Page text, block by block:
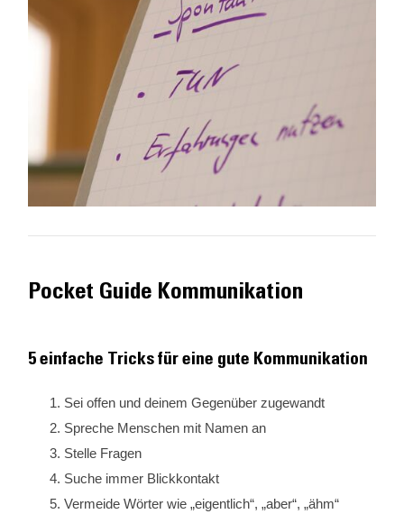
Pocket Guide Kommunikation
5 einfache Tricks für eine gute Kommunikation
Sei offen und deinem Gegenüber zugewandt
Spreche Menschen mit Namen an
Stelle Fragen
Suche immer Blickkontakt
Vermeide Wörter wie „eigentlich“, „aber“, „ähm“